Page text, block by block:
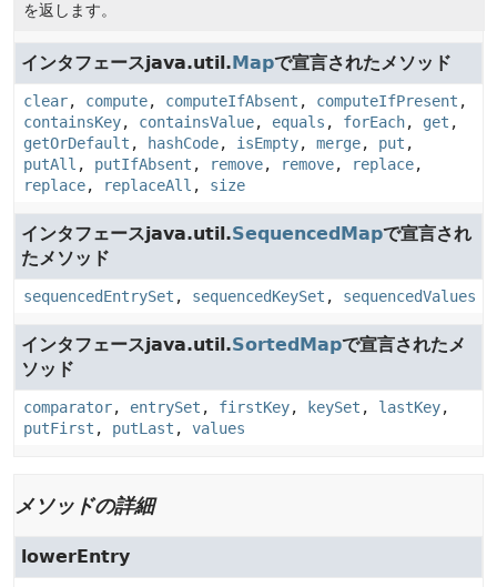
を返します。
インタフェースjava.util.Mapで宣言されたメソッド
clear, compute, computeIfAbsent , computeIfPresent ,
containsKey, containsValue, equals , forEach, get ,
getOrDefault , hashCode, isEmpty, merge, put ,
putAll , putIfAbsent , remove, remove, replace,
replace, replaceAll , size
インタフェースjava.util.SequencedMapで宣言され
たメソッド
sequencedEntrySet , sequencedKeySet , sequencedValues
インタフェースjava.util.SortedMapで宣言されたメ
ソッド
comparator, entrySet , firstKey, keySet , lastKey,
putFirst , putLast , values
メソッドの詳細
lowerEntry